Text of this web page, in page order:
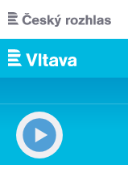
Přejít k hlavnímu